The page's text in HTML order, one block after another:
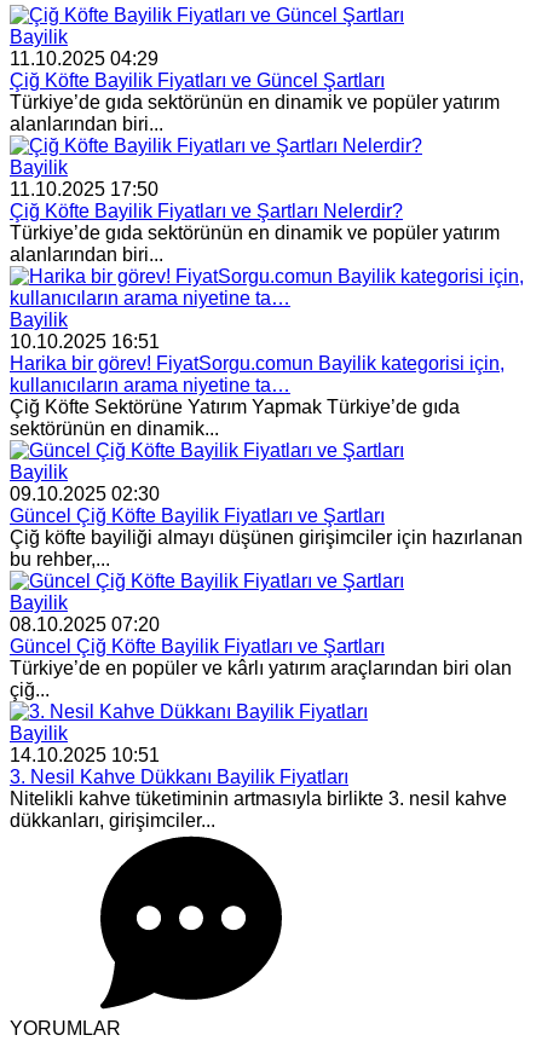
Bayilik
11.10.2025 04:29
Çiğ Köfte Bayilik Fiyatları ve Güncel Şartları
Türkiye’de gıda sektörünün en dinamik ve popüler yatırım
alanlarından biri...
Bayilik
11.10.2025 17:50
Çiğ Köfte Bayilik Fiyatları ve Şartları Nelerdir?
Türkiye’de gıda sektörünün en dinamik ve popüler yatırım
alanlarından biri...
Bayilik
10.10.2025 16:51
Harika bir görev! FiyatSorgu.comun Bayilik kategorisi için,
kullanıcıların arama niyetine ta…
Çiğ Köfte Sektörüne Yatırım Yapmak Türkiye’de gıda
sektörünün en dinamik...
Bayilik
09.10.2025 02:30
Güncel Çiğ Köfte Bayilik Fiyatları ve Şartları
Çiğ köfte bayiliği almayı düşünen girişimciler için hazırlanan
bu rehber,...
Bayilik
08.10.2025 07:20
Güncel Çiğ Köfte Bayilik Fiyatları ve Şartları
Türkiye’de en popüler ve kârlı yatırım araçlarından biri olan
çiğ...
Bayilik
14.10.2025 10:51
3. Nesil Kahve Dükkanı Bayilik Fiyatları
Nitelikli kahve tüketiminin artmasıyla birlikte 3. nesil kahve
dükkanları, girişimciler...
YORUMLAR